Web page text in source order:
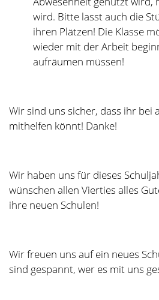
Bis dahin alles Gute!
Eure Frau S. Reher
Elternbrief zum
übergriffigem